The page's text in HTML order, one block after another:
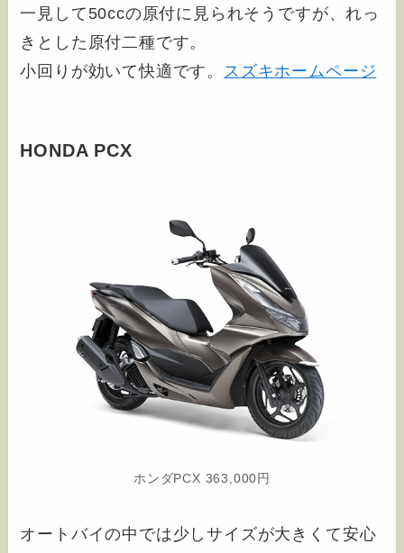
一見して50ccの原付に見られそうですが、れっ
きとした原付二種です。
小回りが効いて快適です。 スズキホームページ
HONDA PCX
ホンダPCX 363,000円
オートバイの中では少しサイズが大きくて安心